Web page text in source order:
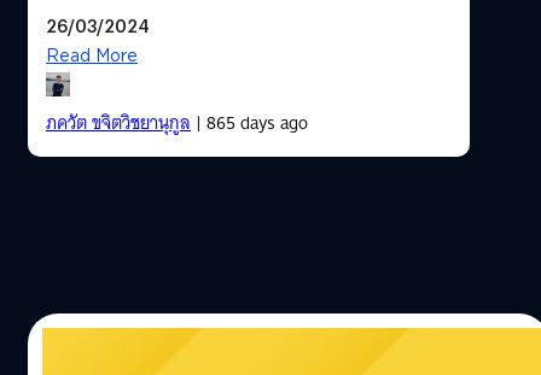
26/03/2024
Read More
ภควัต ขจิตวิชยานุกูล| 865 days ago